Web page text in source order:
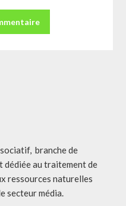
branche de
dédiée au traitement de
ressources naturelles
secteur média.